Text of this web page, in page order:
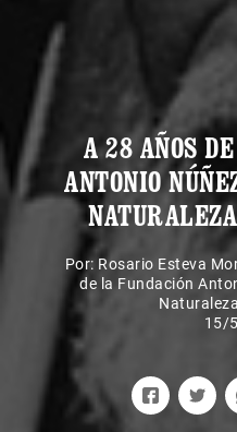
A 28 AÑOS
ANTONIO
Por: Rosario Esteva
de la Fundación
15/